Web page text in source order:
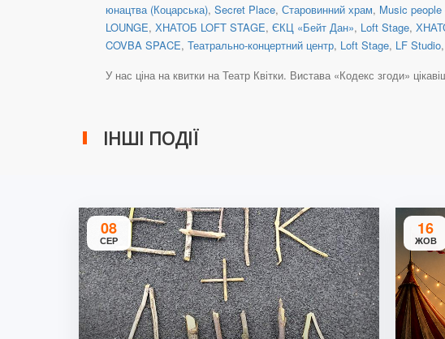
юнацтва (Коцарська), Secret Place, Старовинний храм, Music
LOUNGE, ХНАТОБ LOFT STAGE, ЄКЦ «Бейт Дан», Loft Stage,
COVBA SPACE, Театрально-концертний центр, Loft Stage, LF Studio
У нас ціна на квитки на Театр Квітки. Вистава «Кодекс згоди»
ІНШІ ПОДІЇ
08
СЕР
16
ЖОВ